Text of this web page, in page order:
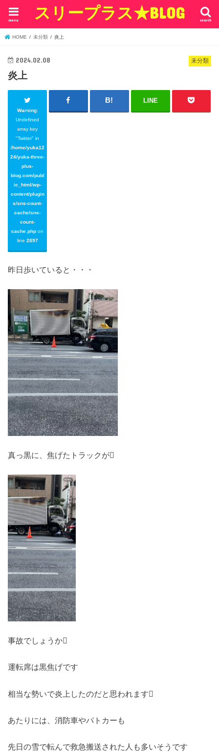
スリープラス★BLOG search
menu
HOME 未分類 炎上
未分類
2024.02.08
炎上
Warning:
Undefined
array key
"Twitter" in
/home/yuka12
24/yuka-three-
plus-
blog.com/publ
ic_html/wp-
content/plugin
s/sns-count-
cache/sns-
count-
cache.php on
line 2897
LINE
昨日歩いていると・・・
真っ黒に、焦げたトラックが
事故でしょうか
運転席は黒焦げです
相当な勢いで炎上したのだと思われます
あたりには、消防車やパトカーも
先日の雪で転んで救急搬送された人も多いそうです